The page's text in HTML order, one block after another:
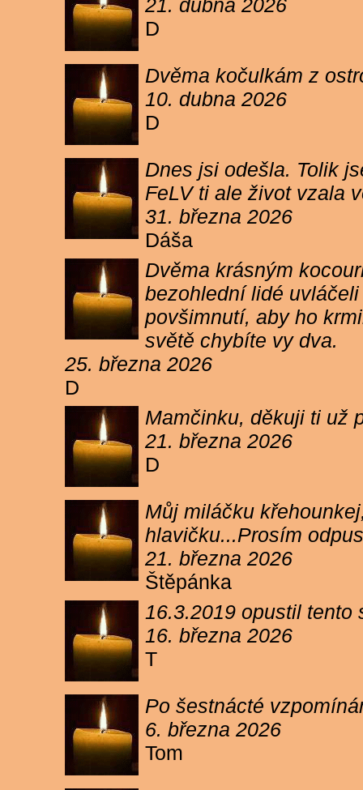
21. dubna 2026
D
Dvěma kočulkám z
10. dubna 2026
D
Dnes jsi odešla. Tolik
FeLV ti ale život vzala
31. března 2026
Dáša
Dvěma krásným
bezohlední lidé
povšimnutí, aby ho
světě chybíte vy dva.
25. března 2026
D
Mamčinku, děkuji ti už
21. března 2026
D
Můj miláčku
hlavičku...Prosím
21. března 2026
Štěpánka
16.3.2019 opustil
16. března 2026
T
Po šestnácté
6. března 2026
Tom